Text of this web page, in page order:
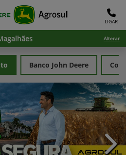
LIGAR
Alterar
Banco John Deere